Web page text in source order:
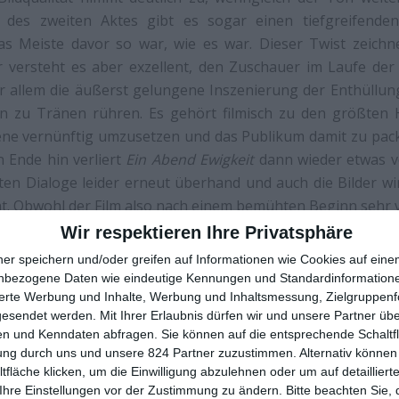
Wir respektieren Ihre Privatsphäre
speichern und/oder greifen auf Informationen wie Cookies auf
Daten wie eindeutige Kennungen und
Werbung und Inhalte, Werbung und Inhaltsmessung,
werden.
Mit Ihrer Erlaubnis dürfen wir und unsere Partner
und Kenndaten abfragen. Sie können auf die entsprechende
durch uns und unsere 824 Partner zuzustimmen. Alternativ
klicken, um die Einwilligung abzulehnen oder um auf
Einstellungen vor der Zustimmung zu ändern.
Bitte beachten Sie,
des zweiten Aktes gibt es sogar einen
Meiste davor so war, wie es war. Dieser Twist
es aber exzellent, den Zuschauer im Laufe
allem die äußerst gelungene Inszenierung der
zu Tränen rühren. Es gehört filmisch zu den größten
vernünftig umzusetzen und das Publikum damit zu
Ende hin verliert Ein Abend Ewigkeit dann wieder etwas
Dialoge leider erneut überhand und auch die Bilder
Obwohl der Film also nach einem bemühten Beginn sehr
Anfang und Ende gut profitiert. Wie schon bei
drängt sich die Frage auf, ob manche Menschen nicht
ihre Ideen nicht auf Spielfilmlänge strecken sollten.